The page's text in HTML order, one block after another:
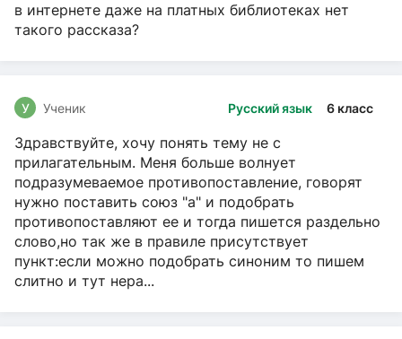
в интернете даже на платных библиотеках нет
такого рассказа?
Русский язык 6 класс
У Ученик
Здравствуйте, хочу понять тему не с
прилагательным. Меня больше волнует
подразумеваемое противопоставление, говорят
нужно поставить союз "а" и подобрать
противопоставляют ее и тогда пишется раздельно
слово,но так же в правиле присутствует
пункт:если можно подобрать синоним то пишем
слитно и тут нера...